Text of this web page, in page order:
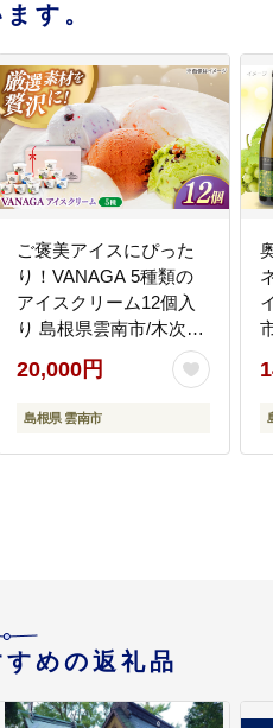
す。
ご褒美アイスにぴった
り！VANAGA 5種類の
アイスクリーム12個入
り 島根県雲南市/木次乳
業有限会社 [AIBH008]
20,000円
島根県 雲南市
めの返礼品